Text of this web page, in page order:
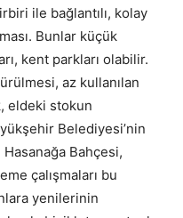
ile bağlantılı, kolay
Bunlar küçük
kent parkları olabilir.
az kullanılan
eldeki stokun
Belediyesi’nin
Bahçesi,
çalışmaları bu
yenilerinin